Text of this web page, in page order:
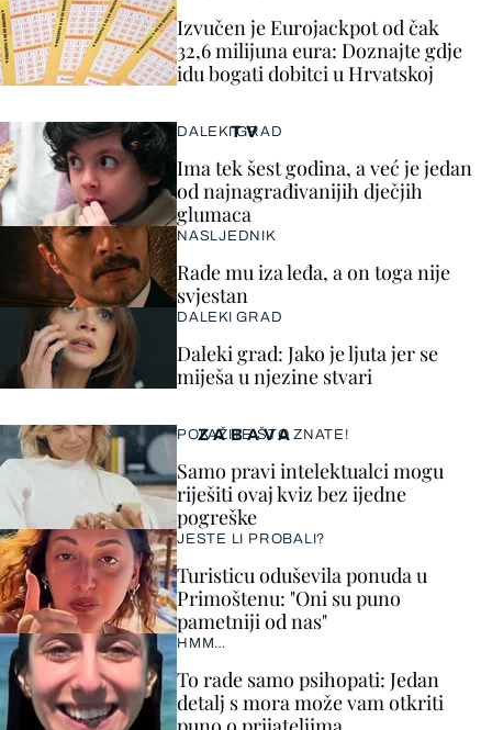
Izvučen je Eurojackpot od čak
32,6 milijuna eura: Doznajte gdje
idu bogati dobitci u Hrvatskoj
ZABAVA
POKAŽITE ŠTO ZNATE!
Samo pravi intelektualci mogu
riješiti ovaj kviz bez ijedne
pogreške
JESTE LI PROBALI?
Turisticu oduševila ponuda u
Primoštenu: "Oni su puno
pametniji od nas"
HMM…
To rade samo psihopati: Jedan
detalj s mora može vam otkriti
TV
DALEKI GRAD
Ima tek šest godina, a već je jedan
od najnagrađivanijih dječjih
glumaca
NASLJEDNIK
Rade mu iza leđa, a on toga nije
svjestan
DALEKI GRAD
Daleki grad: Jako je ljuta jer se
miješa u njezine stvari